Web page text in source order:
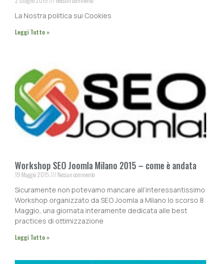
La Nostra politica sui Cookies
Leggi Tutto »
Workshop SEO Joomla Milano 2015 – come è andata
19 Maggio 2015 Nessun commento
Sicuramente non potevamo mancare all’interessantissimo
Workshop organizzato da SEO Joomla a Milano lo scorso 8
Maggio, una giornata interamente dedicata alle best
practices di ottimizzazione
Leggi Tutto »